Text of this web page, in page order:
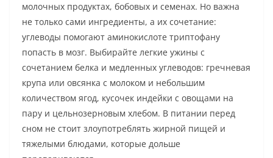
молочных продуктах, бобовых и семенах. Но важна
не только сами ингредиенты, а их сочетание:
углеводы помогают аминокислоте триптофану
попасть в мозг. Выбирайте легкие ужины с
сочетанием белка и медленных углеводов: гречневая
крупа или овсянка с молоком и небольшим
количеством ягод, кусочек индейки с овощами на
пару и цельнозерновым хлебом. В питании перед
сном не стоит злоупотреблять жирной пищей и
тяжелыми блюдами, которые дольше